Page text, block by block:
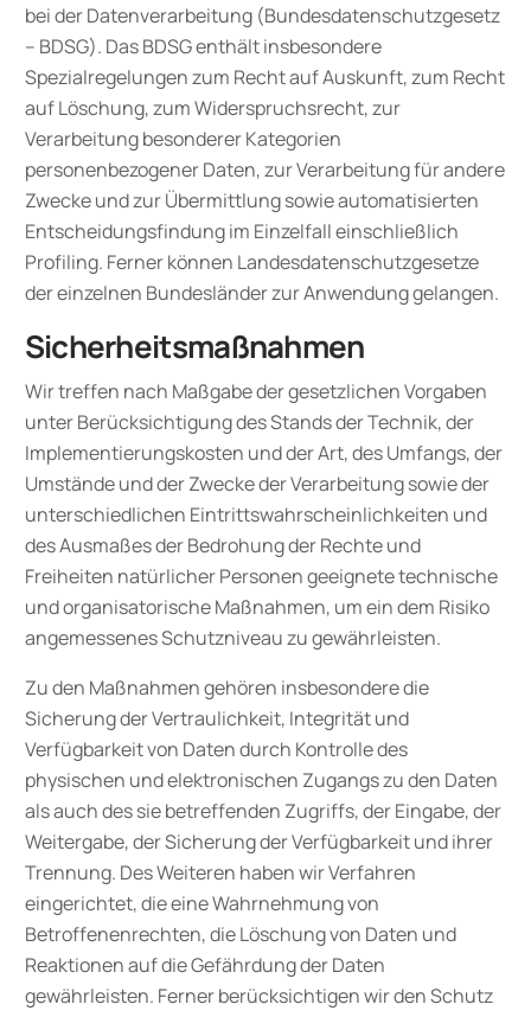
bei der Datenverarbeitung (Bundesdatenschutzgesetz
– BDSG). Das BDSG enthält insbesondere
Spezialregelungen zum Recht auf Auskunft, zum Recht
auf Löschung, zum Widerspruchsrecht, zur
Verarbeitung besonderer Kategorien
personenbezogener Daten, zur Verarbeitung für andere
Zwecke und zur Übermittlung sowie automatisierten
Entscheidungsfindung im Einzelfall einschließlich
Profiling. Ferner können Landesdatenschutzgesetze
der einzelnen Bundesländer zur Anwendung gelangen.
Sicherheitsmaßnahmen
Wir treffen nach Maßgabe der gesetzlichen Vorgaben
unter Berücksichtigung des Stands der Technik, der
Implementierungskosten und der Art, des Umfangs, der
Umstände und der Zwecke der Verarbeitung sowie der
unterschiedlichen Eintrittswahrscheinlichkeiten und
des Ausmaßes der Bedrohung der Rechte und
Freiheiten natürlicher Personen geeignete technische
und organisatorische Maßnahmen, um ein dem Risiko
angemessenes Schutzniveau zu gewährleisten.
Zu den Maßnahmen gehören insbesondere die
Sicherung der Vertraulichkeit, Integrität und
Verfügbarkeit von Daten durch Kontrolle des
physischen und elektronischen Zugangs zu den Daten
als auch des sie betreffenden Zugriffs, der Eingabe, der
Weitergabe, der Sicherung der Verfügbarkeit und ihrer
Trennung. Des Weiteren haben wir Verfahren
eingerichtet, die eine Wahrnehmung von
Betroffenenrechten, die Löschung von Daten und
Reaktionen auf die Gefährdung der Daten
gewährleisten. Ferner berücksichtigen wir den Schutz